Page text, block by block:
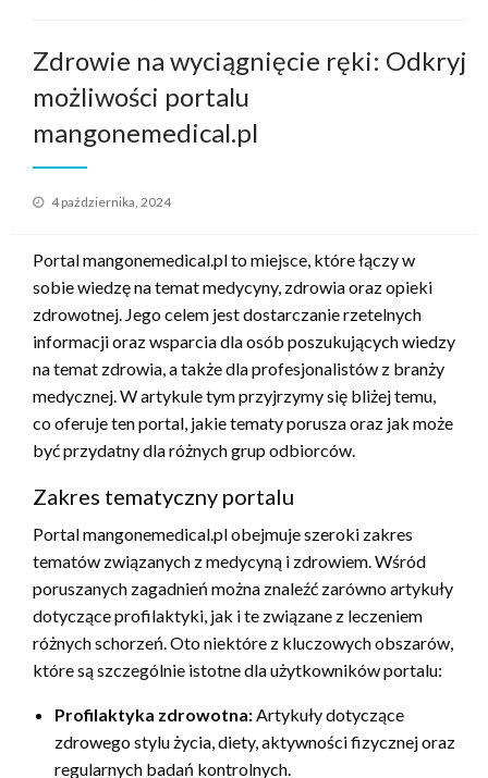
Zdrowie na wyciągnięcie ręki: Odkryj
możliwości portalu
mangonemedical.pl
Opublikowane
4 października, 2024
Portal mangonemedical.pl to miejsce, które łączy w
sobie wiedzę na temat medycyny, zdrowia oraz opieki
zdrowotnej. Jego celem jest dostarczanie rzetelnych
informacji oraz wsparcia dla osób poszukujących wiedzy
na temat zdrowia, a także dla profesjonalistów z branży
medycznej. W artykule tym przyjrzymy się bliżej temu,
co oferuje ten portal, jakie tematy porusza oraz jak może
być przydatny dla różnych grup odbiorców.
Zakres tematyczny portalu
Portal mangonemedical.pl obejmuje szeroki zakres
tematów związanych z medycyną i zdrowiem. Wśród
poruszanych zagadnień można znaleźć zarówno artykuły
dotyczące profilaktyki, jak i te związane z leczeniem
różnych schorzeń. Oto niektóre z kluczowych obszarów,
które są szczególnie istotne dla użytkowników portalu:
Profilaktyka zdrowotna:Artykuły dotyczące
zdrowego stylu życia, diety, aktywności fizycznej oraz
regularnych badań kontrolnych.